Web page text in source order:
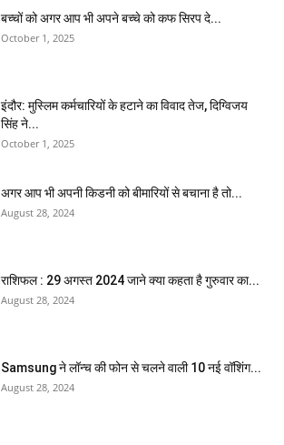
बच्चों को अगर आप भी अपने बच्चे को कफ सिरप दे...
October 1, 2025
इंदौर: मुस्लिम कर्मचारियों के हटाने का विवाद तेज, दिग्विजय
सिंह ने...
October 1, 2025
अगर आप भी अपनी किडनी को बीमारियों से बचाना है तो...
August 28, 2024
राशिफल : 29 अगस्त 2024 जाने क्या कहता है गुरुवार का...
August 28, 2024
Samsung ने लॉन्च की फोन से चलने वाली 10 नई वॉशिंग...
August 28, 2024